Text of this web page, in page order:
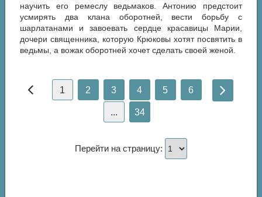
научить его ремеслу ведьмаков. Антонию предстоит
усмирять два клана оборотней, вести борьбу с
шарлатанами и завоевать сердце красавицы Марии,
дочери священника, которую Крюковы хотят посвятить в
ведьмы, а вожак оборотней хочет сделать своей женой.
1 2 3 4 5 6
... 34
Перейти на страницу: